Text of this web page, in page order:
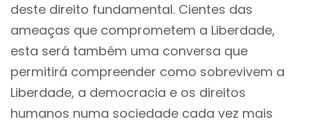
deste direito fundamental. Cientes das
ameaças que comprometem a Liberdade,
esta será também uma conversa que
permitirá compreender como sobrevivem a
Liberdade, a democracia e os direitos
humanos numa sociedade cada vez mais